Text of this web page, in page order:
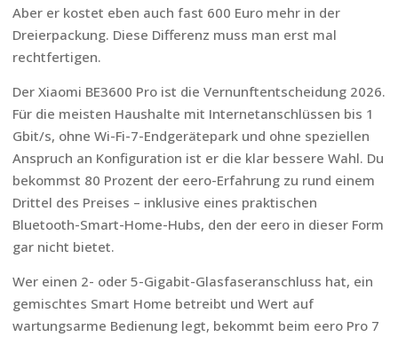
Aber er kostet eben auch fast 600 Euro mehr in der
Dreierpackung. Diese Differenz muss man erst mal
rechtfertigen.
Der Xiaomi BE3600 Pro ist die Vernunftentscheidung 2026.
Für die meisten Haushalte mit Internetanschlüssen bis 1
Gbit/s, ohne Wi-Fi-7-Endgerätepark und ohne speziellen
Anspruch an Konfiguration ist er die klar bessere Wahl. Du
bekommst 80 Prozent der eero-Erfahrung zu rund einem
Drittel des Preises – inklusive eines praktischen
Bluetooth-Smart-Home-Hubs, den der eero in dieser Form
gar nicht bietet.
Wer einen 2- oder 5-Gigabit-Glasfaseranschluss hat, ein
gemischtes Smart Home betreibt und Wert auf
wartungsarme Bedienung legt, bekommt beim eero Pro 7